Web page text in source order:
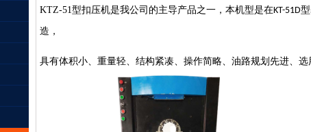
KTZ-51型扣压机是我公司的主导产品之一，本机型是在KT-51D
造，
具有体积小、重量轻、结构紧凑、操作简略、油路规划先进、